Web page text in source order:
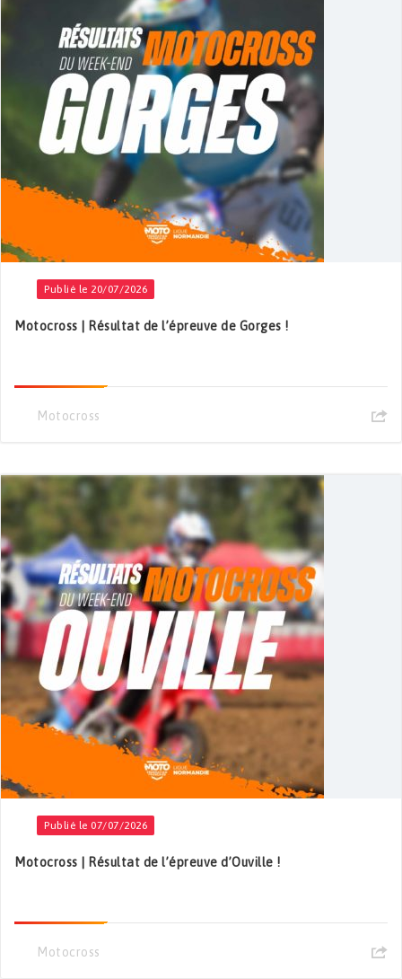
Publié le 20/07/2026
Motocross | Résultat de l’épreuve de Gorges !
Motocross
Publié le 07/07/2026
Motocross | Résultat de l’épreuve d’Ouville !
Motocross